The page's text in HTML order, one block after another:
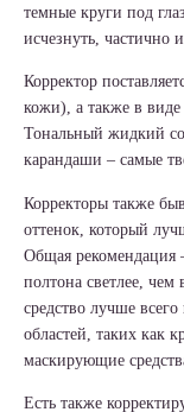
темные круги под
исчезнуть, частично
Корректор
кожи), а также в
Тональный жидкий
карандаши – самые
Корректоры также
оттенок, который
Общая рекомендация
полтона светлее,
средство лучше
областей, таких как
маскирующие
Есть также